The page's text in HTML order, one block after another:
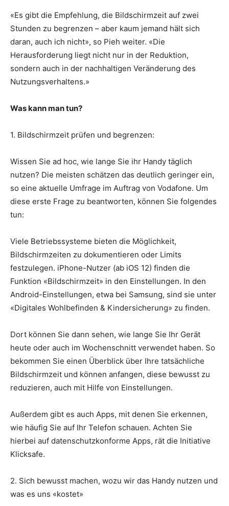
«Es gibt die Empfehlung, die Bildschirmzeit auf zwei
Stunden zu begrenzen – aber kaum jemand hält sich
daran, auch ich nicht», so Pieh weiter. «Die
Herausforderung liegt nicht nur in der Reduktion,
sondern auch in der nachhaltigen Veränderung des
Nutzungsverhaltens.»
Was kann man tun?
1. Bildschirmzeit prüfen und begrenzen:
Wissen Sie ad hoc, wie lange Sie ihr Handy täglich
nutzen? Die meisten schätzen das deutlich geringer ein,
so eine aktuelle Umfrage im Auftrag von Vodafone. Um
diese erste Frage zu beantworten, können Sie folgendes
tun:
Viele Betriebssysteme bieten die Möglichkeit,
Bildschirmzeiten zu dokumentieren oder Limits
festzulegen. iPhone-Nutzer (ab iOS 12) finden die
Funktion «Bildschirmzeit» in den Einstellungen. In den
Android-Einstellungen, etwa bei Samsung, sind sie unter
«Digitales Wohlbefinden & Kindersicherung» zu finden.
Dort können Sie dann sehen, wie lange Sie Ihr Gerät
heute oder auch im Wochenschnitt verwendet haben. So
bekommen Sie einen Überblick über Ihre tatsächliche
Bildschirmzeit und können anfangen, diese bewusst zu
reduzieren, auch mit Hilfe von Einstellungen.
Außerdem gibt es auch Apps, mit denen Sie erkennen,
wie häufig Sie auf Ihr Telefon schauen. Achten Sie
hierbei auf datenschutzkonforme Apps, rät die Initiative
Klicksafe.
2. Sich bewusst machen, wozu wir das Handy nutzen und
was es uns «kostet»